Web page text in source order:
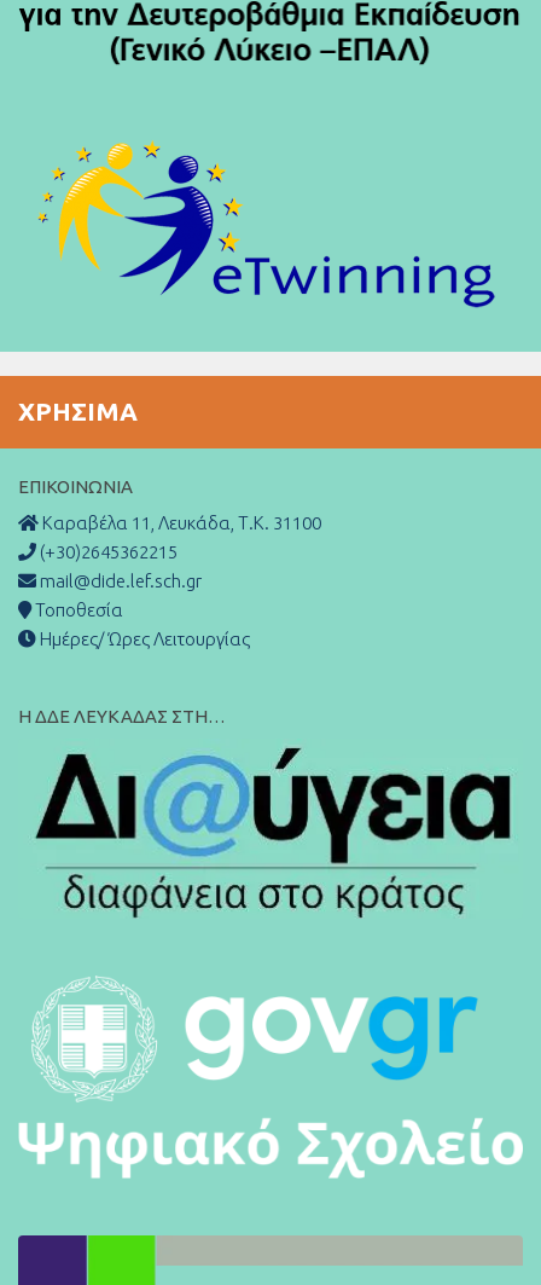
ΧΡΉΣΙΜΑ
ΕΠΙΚΟΙΝΩΝΊΑ
Καραβέλα 11, Λευκάδα, Τ.Κ. 31100
(+30)2645362215
mail@dide.lef.sch.gr
Τοποθεσία
Ημέρες/ Ώρες Λειτουργίας
Η ΔΔΕ ΛΕΥΚΑΔΑΣ ΣΤΗ…